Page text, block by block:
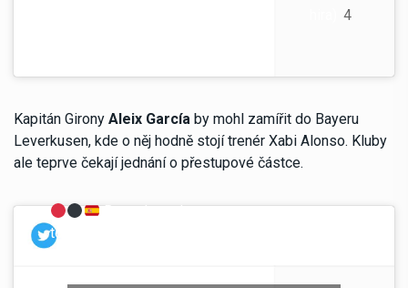
4
Kapitán Girony Aleix García by mohl zamířit do Bayeru
Leverkusen, kde o něj hodně stojí trenér Xabi Alonso. Kluby
ale teprve čekají jednání o přestupové částce.
Bayer Leverkusen want
to accelerate in the next days in